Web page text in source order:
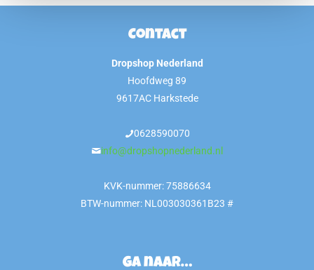
Contact
Dropshop Nederland
Hoofdweg 89
9617AC Harkstede
0628590070
info@dropshopnederland.nl
KVK-nummer: 75886634
BTW-nummer: NL003030361B23 #
Ga naar…